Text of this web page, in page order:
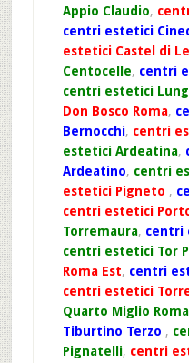
Appio Claudio,
centri estetici
estetici Castel di
Centocelle, centri
centri estetici
Don Bosco Roma,
Bernocchi, centri
estetici Ardeatina,
Ardeatino, centri
estetici Pigneto ,
centri estetici
Torremaura, centri
centri estetici Tor
Roma Est, centri
centri estetici
Quarto Miglio Roma
Tiburtino Terzo ,
Pignatelli, centri